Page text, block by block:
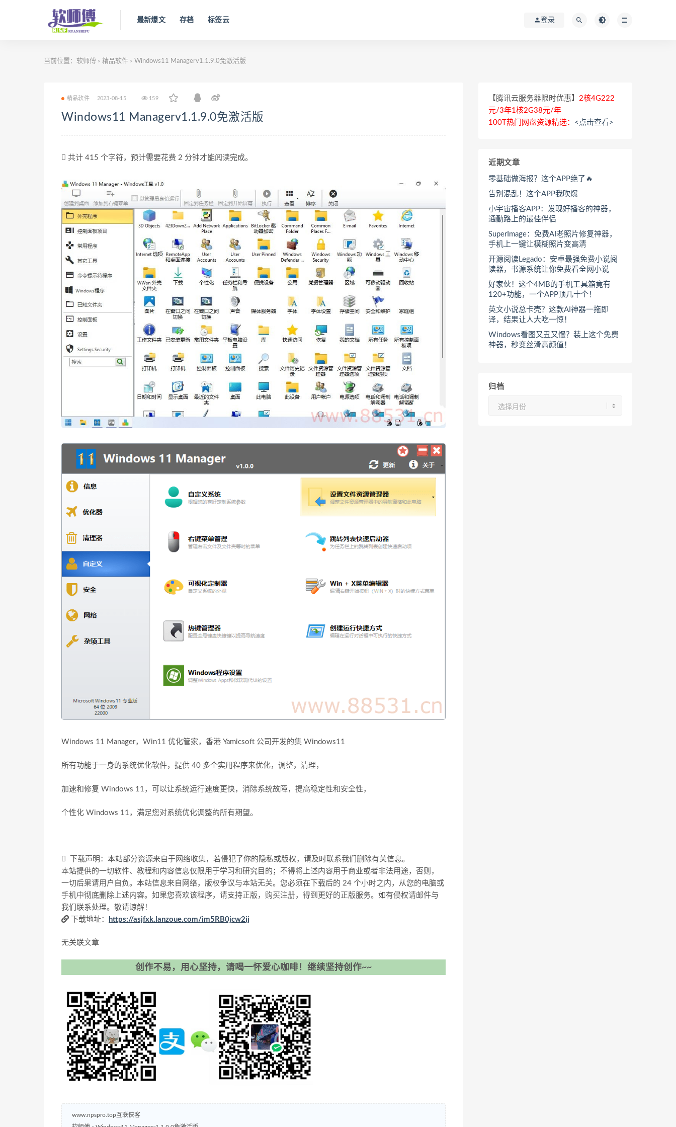
最新爆文 存档 标签云 登录
当前位置： 软师傅 > 精品软件 > Windows11 Managerv1.1.9.0免激活版
精品软件 2023-08-15 159
Windows11 Managerv1.1.9.0免激活版
共计 415 个字符，预计需要花费 2 分钟才能阅读完成。
Windows 11 Manager，Win11 优化管家，香港 Yamicsoft 公司开发的集 Windows11
所有功能于一身的系统优化软件，提供 40 多个实用程序来优化，调整，清理，
加速和修复 Windows 11，可以让系统运行速度更快，消除系统故障，提高稳定性和安全性，
个性化 Windows 11，满足您对系统优化调整的所有期望。
下载声明：本站部分资源来自于网络收集，若侵犯了你的隐私或版权，请及时联系我们删除有关信息。
本站提供的一切软件、教程和内容信息仅限用于学习和研究目的；不得将上述内容用于商业或者非法用途，否则，
一切后果请用户自负。本站信息来自网络，版权争议与本站无关。您必须在下载后的 24 个小时之内，从您的电脑或
手机中彻底删除上述内容。如果您喜欢该程序，请支持正版，购买注册，得到更好的正版服务。如有侵权请邮件与
我们联系处理。敬请谅解！
下载地址：
https://asjfxk.lanzoue.com/im5RB0jcw2ij
无关联文章
创作不易，用心坚持，请喝一怀爱心咖啡！继续坚持创作~~
www.npspro.top互联侠客
【腾讯云服务器限时优惠】 2核4G222
元/3年1核2G38元/年
100T热门网盘资源精选： <点击查看>
近期文章
零基础做海报？这个APP绝了🔥
告别混乱！这个APP我吹爆
小宇宙播客APP：发现好播客的神器，
通勤路上的最佳伴侣
SuperImage：免费AI老照片修复神器，
手机上一键让模糊照片变高清
开源阅读Legado：安卓最强免费小说阅
读器，书源系统让你免费看全网小说
好家伙！这个4MB的手机工具箱竟有
120+功能，一个APP顶几十个！
英文小说总卡壳？这款AI神器一拖即
译，结果让人大吃一惊！
Windows看图又丑又慢？装上这个免费
神器，秒变丝滑高颜值！
归档